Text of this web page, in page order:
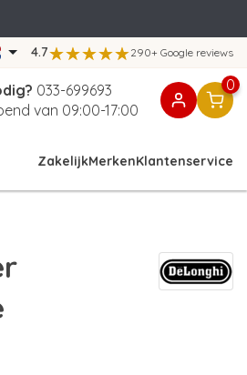
4.7 290+ Google reviews
033-699693
van 09:00-17:00
0
ZakelijkMerkenKlantenservice